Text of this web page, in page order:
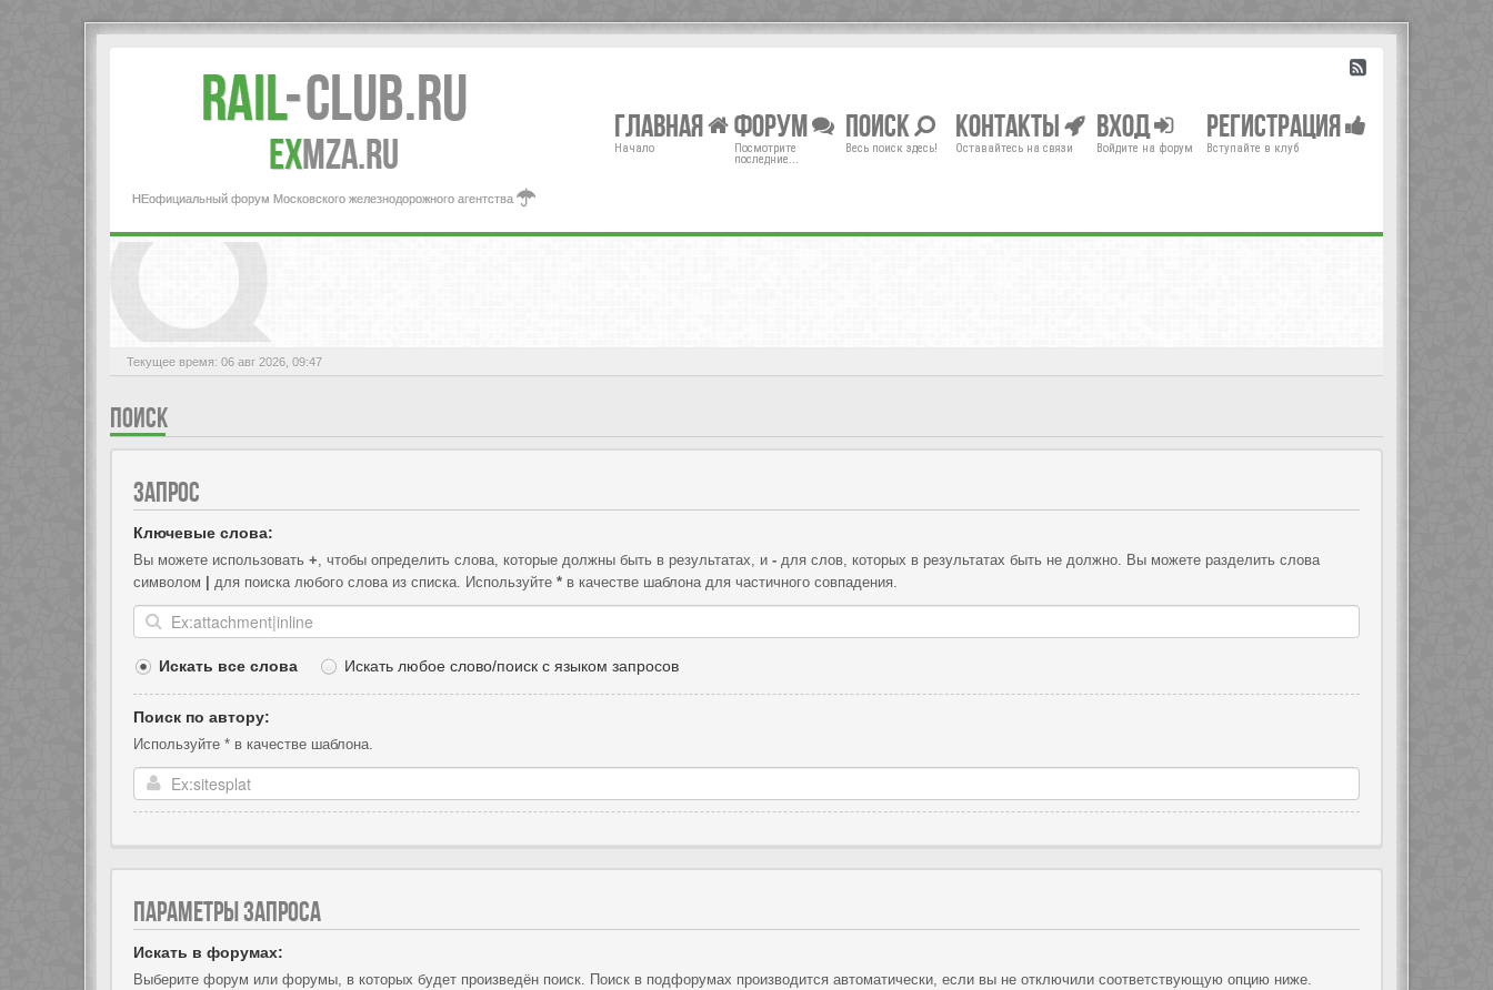
Rail-Club.RU
exMZA.RU
НЕофициальный форум Московского железнодорожного агентства
Главная
Начало
Форум
Посмотрите
последние...
Поиск
Весь поиск здесь!
Контакты
Оставайтесь на связи
Вход
Войдите на форум
Регистрация
Вступайте в клуб
Текущее время: 06 авг 2026, 09:47
ПОИСК
ЗАПРОС
Ключевые слова:
Вы можете использовать +, чтобы определить слова, которые должны быть в результатах, и - для слов, которых в результатах быть не должно. Вы можете разделить слова
символом
для поиска любого слова из списка. Используйте * в качестве шаблона для частичного совпадения.
Искать все слова Искать любое слово/поиск с языком запросов
Поиск по автору:
Используйте * в качестве шаблона.
ПАРАМЕТРЫ ЗАПРОСА
Искать в форумах:
Выберите форум или форумы, в которых будет произведён поиск. Поиск в подфорумах производится автоматически, если вы не отключили соответствующую опцию ниже.